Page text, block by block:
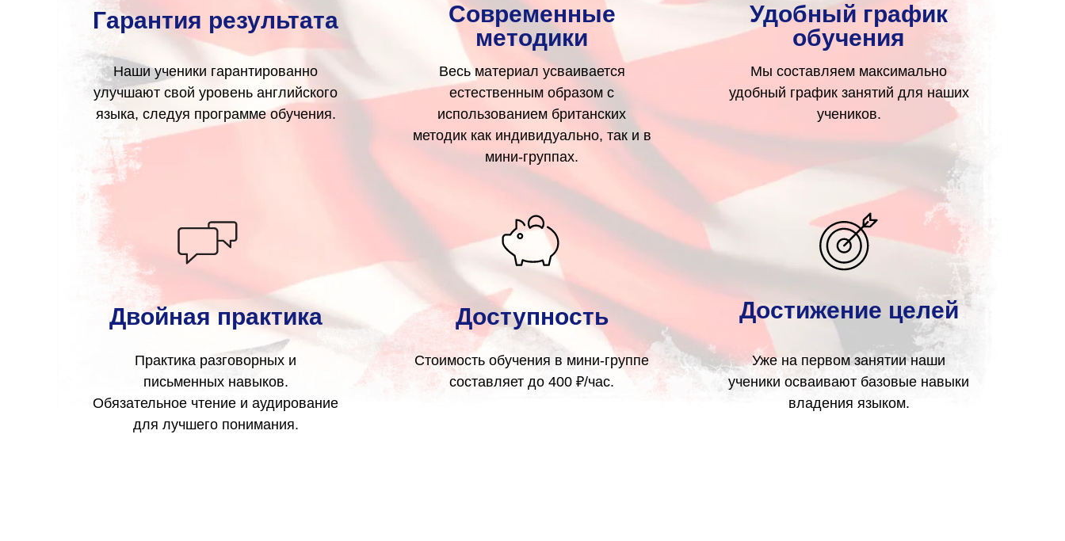
Наши ученики гарантированно
улучшают свой уровень английского
языка, следуя программе обучения.
Весь материал усваивается
естественным образом с
использованием британских
методик как индивидуально, так и в
мини-группах.
Мы составляем максимально
удобный график занятий для наших
учеников.
Гарантия результата
Современные
методики
Удобный график
обучения
Практика разговорных и
письменных навыков.
Обязательное чтение и аудирование
для лучшего понимания.
Стоимость обучения в мини-группе
составляет до 400 ₽/час.
Уже на первом занятии наши
ученики осваивают базовые навыки
владения языком.
Двойная практика Доступность Достижение целей